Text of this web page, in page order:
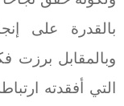
بالقدرة على
وبالمقابل برزت
التي أفقدته